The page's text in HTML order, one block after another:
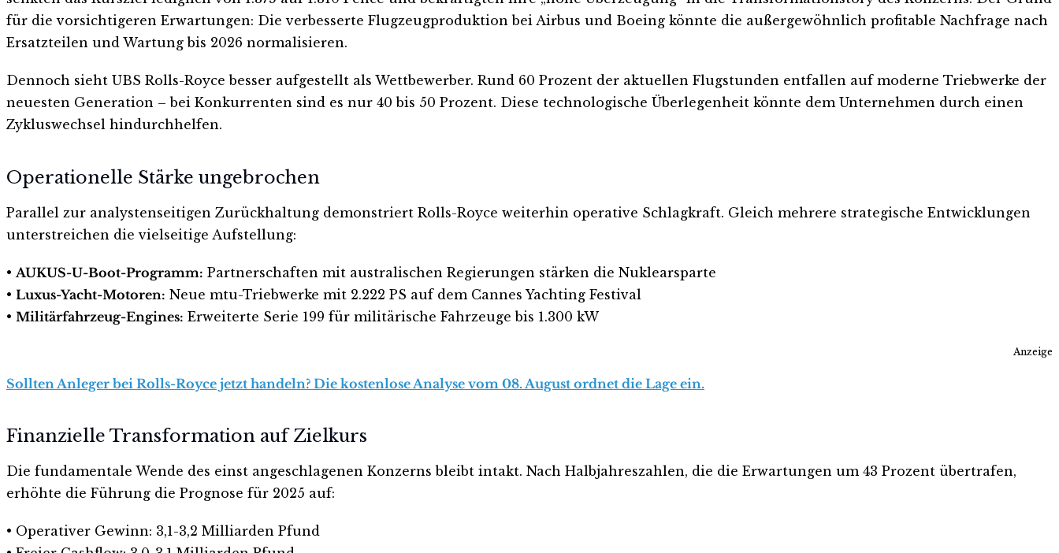
für die vorsichtigeren Erwartungen: Die verbesserte Flugzeugproduktion bei Airbus und Boeing könnte die außergewöhnlich profitable Nachfrage nach
Ersatzteilen und Wartung bis 2026 normalisieren.
Dennoch sieht UBS Rolls-Royce besser aufgestellt als Wettbewerber. Rund 60 Prozent der aktuellen Flugstunden entfallen auf moderne Triebwerke der
neuesten Generation – bei Konkurrenten sind es nur 40 bis 50 Prozent. Diese technologische Überlegenheit könnte dem Unternehmen durch einen
Zykluswechsel hindurchhelfen.
Operationelle Stärke ungebrochen
Parallel zur analystenseitigen Zurückhaltung demonstriert Rolls-Royce weiterhin operative Schlagkraft. Gleich mehrere strategische Entwicklungen
unterstreichen die vielseitige Aufstellung:
• AUKUS-U-Boot-Programm: Partnerschaften mit australischen Regierungen stärken die Nuklearsparte
• Luxus-Yacht-Motoren: Neue mtu-Triebwerke mit 2.222 PS auf dem Cannes Yachting Festival
• Militärfahrzeug-Engines: Erweiterte Serie 199 für militärische Fahrzeuge bis 1.300 kW
Anzeige
Sollten Anleger bei Rolls-Royce jetzt handeln? Die kostenlose Analyse vom 08. August ordnet die Lage ein.
Finanzielle Transformation auf Zielkurs
Die fundamentale Wende des einst angeschlagenen Konzerns bleibt intakt. Nach Halbjahreszahlen, die die Erwartungen um 43 Prozent übertrafen,
erhöhte die Führung die Prognose für 2025 auf:
• Operativer Gewinn: 3,1-3,2 Milliarden Pfund